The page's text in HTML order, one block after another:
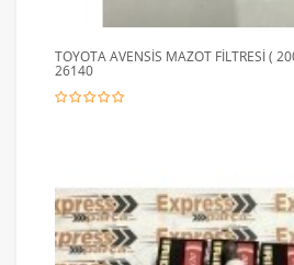
TOYOTA AVENSİS MAZOT FİLTRESİ (
26140